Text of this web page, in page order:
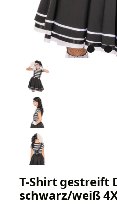
T-Shirt gestreift
schwarz/weiß